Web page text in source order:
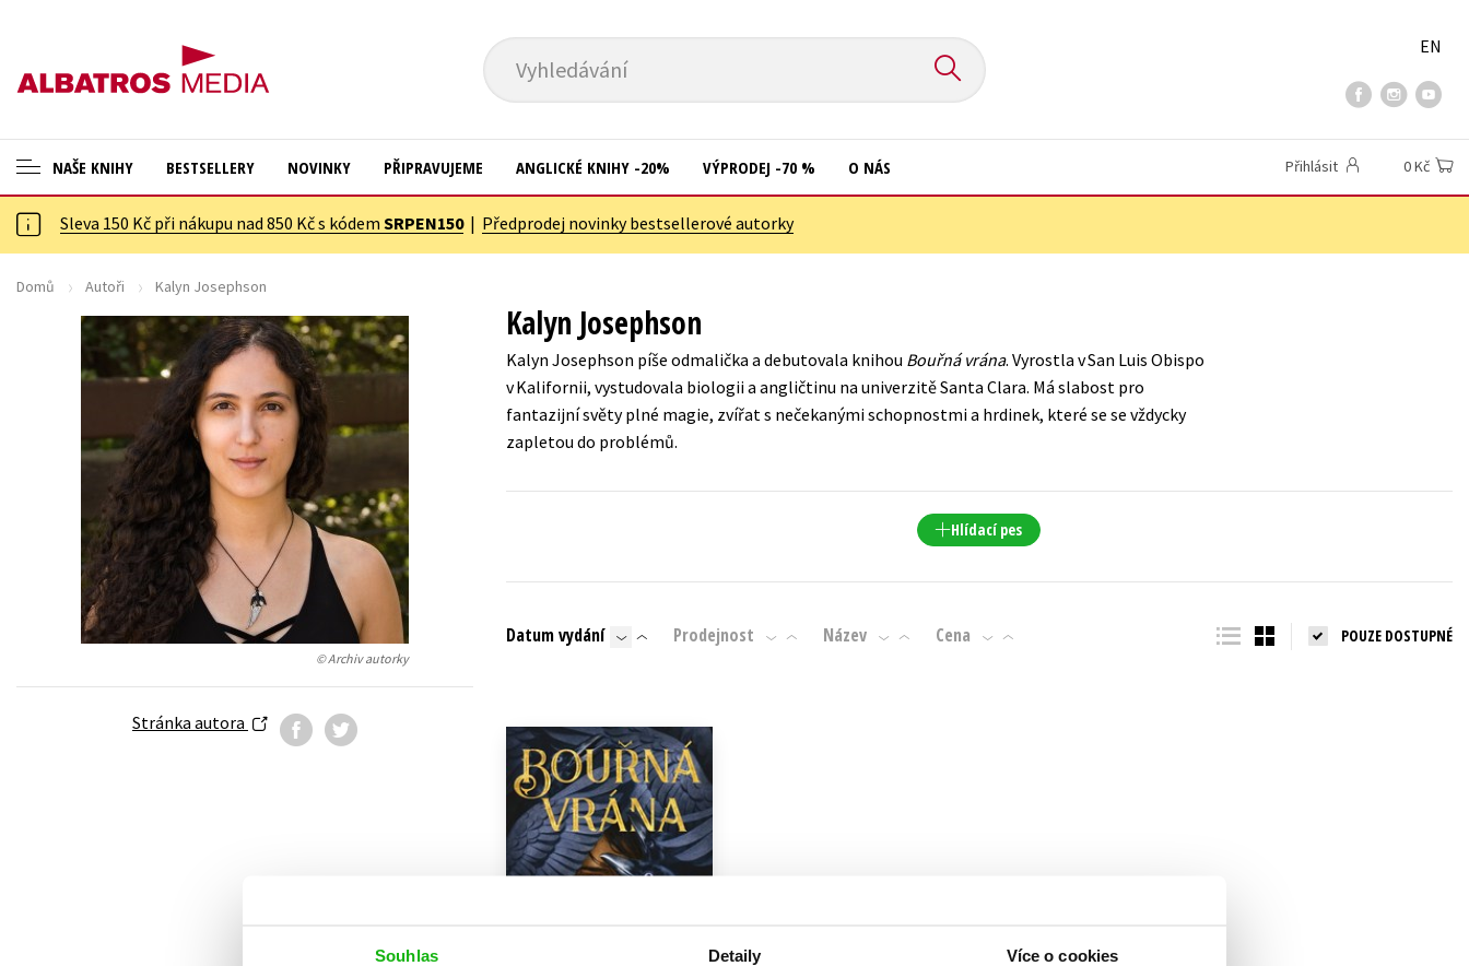
Souhlas Detaily Více o cookies
Vyhledávání
EN
NAŠE KNIHY
ANGLICKÉ KNIHY -20 %
VÝPRODEJ -70 %
KNIHY S DÁRKEM
ASTERIX S DÁRKEM
🎁DÁRKOVÉ PUBLIKACE
✉️ DÁRKOVÉ POUKAZY
Auto - moto
Beletrie pro děti
Beletrie pro dospělé
Byznys a ekonomie
Cestování
Dárkové zboží
Digitální fotografie
Esoterika a duchovní svět
Historie a military
Hobby
Jazyky
Kalendáře
Kariéra a osobní rozvoj
Komiks
New Adult
Ostatní
Počítače
Populárně - naučná pro dospělé
Předškoláci
Učebnice
Umění a kultura
Young adult
Všechny tituly
BESTSELLERY NOVINKY PŘIPRAVUJEME ANGLICKÉ KNIHY -20% VÝPRODEJ -70 % O NÁS Přihlásit 0 Kč
Sleva 150 Kč při nákupu nad 850 Kč s kódem SRPEN150| Předprodej novinky bestsellerové autorky
Domů Autoři Kalyn Josephson
© Archiv autorky
Stránka autora
Kalyn Josephson
Kalyn Josephson píše odmalička a debutovala knihou Bouřná vrána. Vyrostla v San Luis Obispo
v Kalifornii, vystudovala biologii a angličtinu na univerzitě Santa Clara. Má slabost pro
fantazijní světy plné magie, zvířat s nečekanými schopnostmi a hrdinek, které se se vždycky
zapletou do problémů.
Hlídací pes
Datum vydání Prodejnost Název Cena POUZE DOSTUPNÉ